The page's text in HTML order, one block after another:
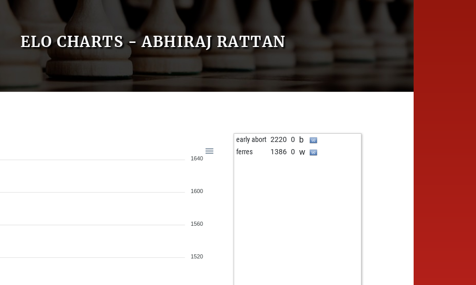
ELO CHARTS - ABHIRAJ RATTAN
1640
1600
1560
1520
early abort 2220 0 b
ferres 1386 0 w